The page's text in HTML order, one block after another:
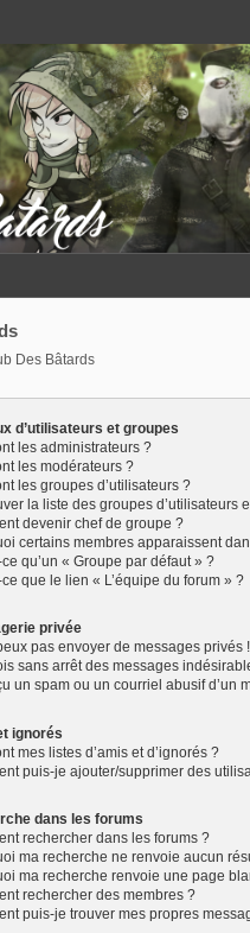
Des Bâtards
d’utilisateurs et groupes
les administrateurs ?
les modérateurs ?
les groupes d’utilisateurs ?
la liste des groupes d’utilisateurs
devenir chef de groupe ?
certains membres apparaissent
ce qu’un « Groupe par défaut » ?
ce que le lien « L’équipe du forum » ?
privée
pas envoyer de messages privés !
sans arrêt des messages
un spam ou un courriel abusif d’un
ignorés
mes listes d’amis et d’ignorés ?
puis-je ajouter/supprimer des
dans les forums
rechercher dans les forums ?
ma recherche ne renvoie aucun
ma recherche renvoie une page
rechercher des membres ?
puis-je trouver mes propres